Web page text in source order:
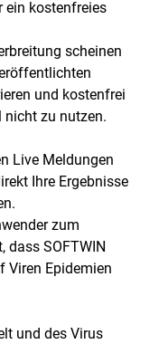
ein kostenfreies
scheinen
und kostenfrei
nicht zu nutzen.
Live Meldungen
Ihre Ergebnisse
zum
dass SOFTWIN
Viren Epidemien
und des Virus